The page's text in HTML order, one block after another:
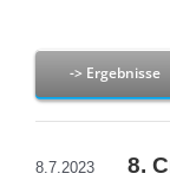
-> Ergebnisse
8.7.2023 8.